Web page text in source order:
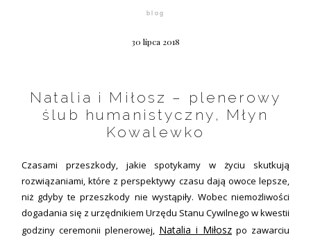
blog
30 lipca 2018
Natalia i Miłosz – plenerowy
ślub humanistyczny, Młyn
Kowalewko
Czasami przeszkody, jakie spotykamy w życiu skutkują
rozwiązaniami, które z perspektywy czasu dają owoce lepsze,
niż gdyby te przeszkody nie wystąpiły. Wobec niemożliwości
dogadania się z urzędnikiem Urzędu Stanu Cywilnego w kwestii
godziny ceremonii plenerowej, Natalia i Miłosz po zawarciu